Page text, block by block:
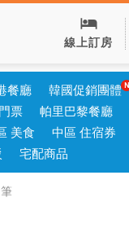
線上訂房
餐廳 韓國促銷團體
票 帕里巴黎餐廳
美食 中區 住宿券
宅配商品
筆